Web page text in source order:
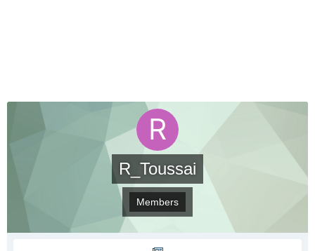
R_Toussai
Members